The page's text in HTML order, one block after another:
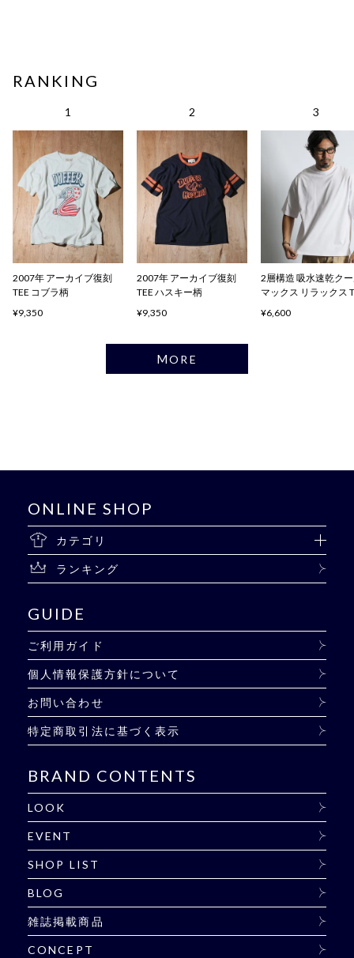
RANKING
2007年 アーカイブ復刻
TEE コブラ柄
¥9,350
2007年 アーカイブ復刻
TEE ハスキー柄
¥9,350
2層構造 吸水速乾ク
マックス リラックス
¥6,600
MORE
ONLINE SHOP
カテゴリ
ランキング
GUIDE
ご利用ガイド
個人情報保護方針について
お問い合わせ
特定商取引法に基づく表示
BRAND CONTENTS
LOOK
EVENT
SHOP LIST
BLOG
雑誌掲載商品
CONCEPT